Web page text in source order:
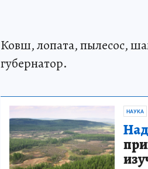
Ковш, лопата, пылесос,
губернатор.
НАУКА